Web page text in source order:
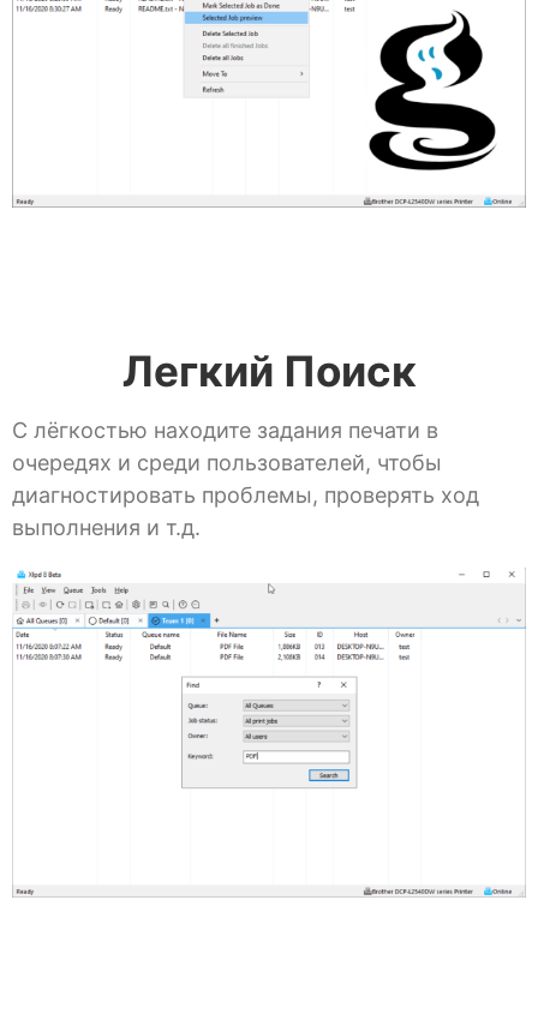
Легкий Поиск
С лёгкостью находите задания печати в
очередях и среди пользователей, чтобы
диагностировать проблемы, проверять ход
выполнения и т.д.